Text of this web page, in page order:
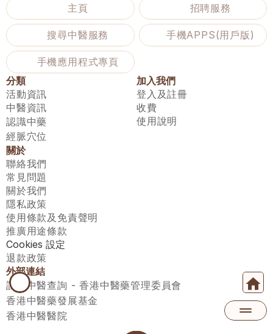
主頁
招聘服務
搜尋中醫服務 手機APPS(用戶版)
手機應用程式專頁
分類
活動資訊
中醫資訊
認識中藥
經脈穴位
加入我們
登入及註冊
收費
使用說明
關於
聯絡我們
常見問題
關於我們
隱私政策
使用條款及免責聲明
推廣用途條款
Cookies 設定
退款政策
外部連結
註冊中醫查詢 - 香港中醫藥管理委員會
香港中醫藥發展基金
香港中醫醫院